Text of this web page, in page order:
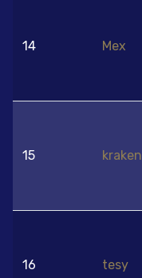
14 Mex
15 kraken
16 tesy